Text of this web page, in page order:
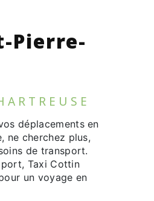
Pierre-
déplacements en
ne cherchez plus,
de transport.
Taxi Cottin
un voyage en